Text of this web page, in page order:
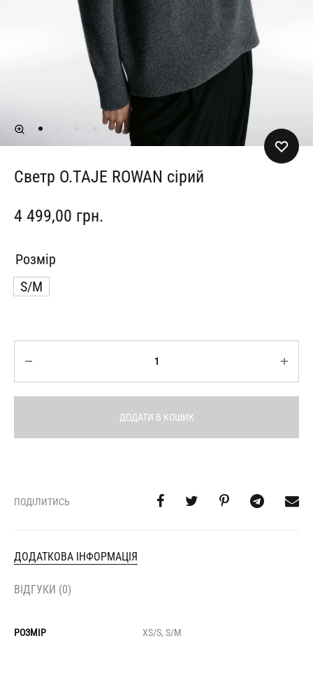
Светр O.TAJE ROWAN сірий
4 499,00 грн.
Розмір
S/M
ДОДАТИ В КОШИК
ПОДІЛИТИСЬ
ДОДАТКОВА ІНФОРМАЦІЯ
ВІДГУКИ (0)
РОЗМІР XS/S, S/M